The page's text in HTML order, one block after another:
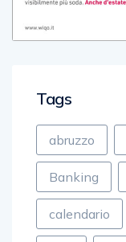
Tags
abruzzo
Banking
calendario